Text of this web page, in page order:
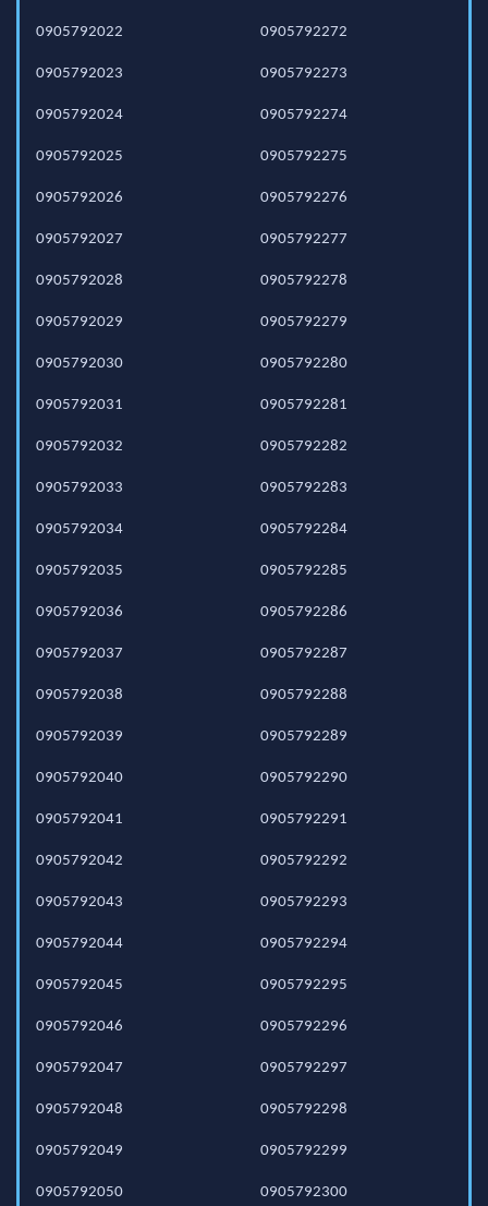
0905792022
0905792023
0905792024
0905792025
0905792026
0905792027
0905792028
0905792029
0905792030
0905792031
0905792032
0905792033
0905792034
0905792035
0905792036
0905792037
0905792038
0905792039
0905792040
0905792041
0905792042
0905792043
0905792044
0905792045
0905792046
0905792047
0905792048
0905792049
0905792050
0905792272
0905792273
0905792274
0905792275
0905792276
0905792277
0905792278
0905792279
0905792280
0905792281
0905792282
0905792283
0905792284
0905792285
0905792286
0905792287
0905792288
0905792289
0905792290
0905792291
0905792292
0905792293
0905792294
0905792295
0905792296
0905792297
0905792298
0905792299
0905792300